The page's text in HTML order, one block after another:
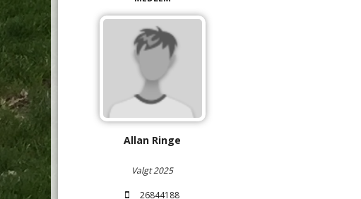
Allan Ringe
Valgt 2025
26844188